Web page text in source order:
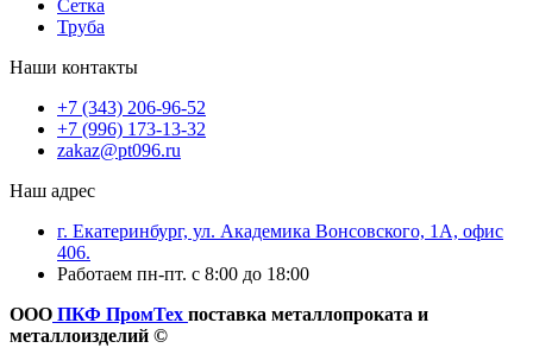
Сетка
Труба
Наши контакты
+7 (343) 206-96-52
+7 (996) 173-13-32
zakaz@pt096.ru
Наш адрес
г. Екатеринбург, ул. Академика Вонсовского, 1А, офис
406.
Работаем пн-пт. с 8:00 до 18:00
ООО ПКФ ПромТех поставка металлопроката и
металлоизделий ©